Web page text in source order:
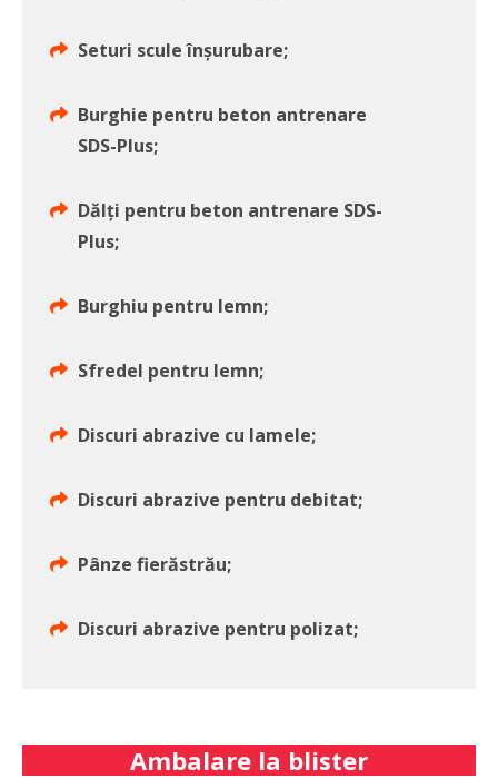
Seturi scule înșurubare;
Burghie pentru beton antrenare
SDS-Plus;
Dălţi pentru beton antrenare SDS-
Plus;
Burghiu pentru lemn;
Sfredel pentru lemn;
Discuri abrazive cu lamele;
Discuri abrazive pentru debitat;
Pânze fierăstrău;
Discuri abrazive pentru polizat;
Ambalare la blister